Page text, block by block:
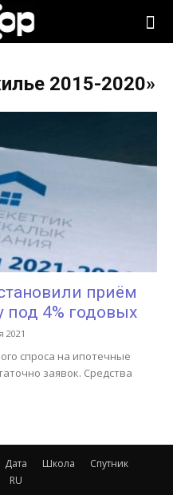
2015-2020»
приём
под 4% годовых
2021
спроса на ипотечные
заявок. Средства
Дата Школа
Спутник
RU